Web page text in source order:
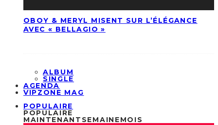
OBOY & MERYL MISENT SUR L’ÉLÉGANCE
AVEC « BELLAGIO »
ALBUM
SINGLE
AGENDA
VIPZONE MAG
POPULAIRE
POPULAIRE
MAINTENANT SEMAINEMOIS